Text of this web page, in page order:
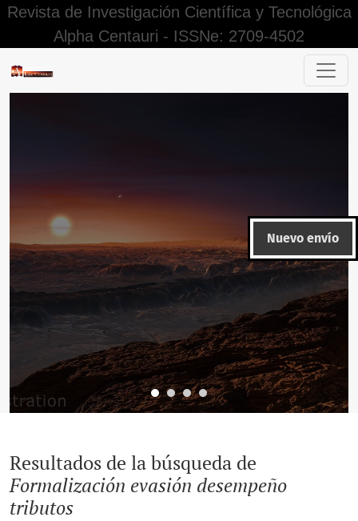
Revista de Investigación Científica y Tecnológica
Alpha Centauri - ISSNe: 2709-4502
Nuevo envío
Resultados de la búsqueda de
Formalización evasión desempeño
tributos